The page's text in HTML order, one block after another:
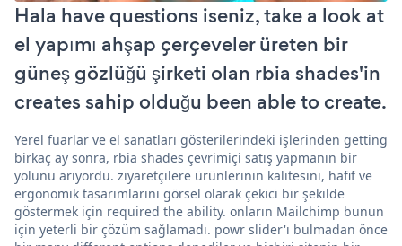
Hala have questions iseniz, take a look at
el yapımı ahşap çerçeveler üreten bir
güneş gözlüğü şirketi olan rbia shades'in
creates sahip olduğu been able to create.
Yerel fuarlar ve el sanatları gösterilerindeki işlerinden getting
birkaç ay sonra, rbia shades çevrimiçi satış yapmanın bir
yolunu arıyordu. ziyaretçilere ürünlerinin kalitesini, hafif ve
ergonomik tasarımlarını görsel olarak çekici bir şekilde
göstermek için required the ability. onların Mailchimp bunun
için yeterli bir çözüm sağlamadı. powr slider'ı bulmadan önce